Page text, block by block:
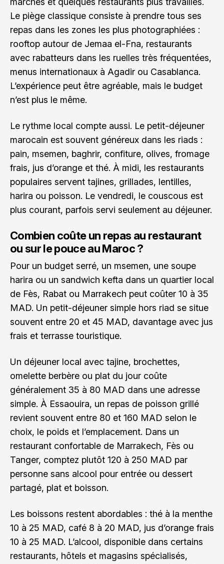
Le piège classique consiste à prendre tous ses
repas dans les zones les plus photographiées :
rooftop autour de Jemaa el-Fna, restaurants
avec rabatteurs dans les ruelles très fréquentées,
menus internationaux à Agadir ou Casablanca.
L’expérience peut être agréable, mais le budget
n’est plus le même.
Le rythme local compte aussi. Le petit-déjeuner
marocain est souvent généreux dans les riads :
pain, msemen, baghrir, confiture, olives, fromage
frais, jus d’orange et thé. À midi, les restaurants
populaires servent tajines, grillades, lentilles,
harira ou poisson. Le vendredi, le couscous est
plus courant, parfois servi seulement au déjeuner.
Combien coûte un repas au restaurant
ou sur le pouce au Maroc ?
Pour un budget serré, un msemen, une soupe
harira ou un sandwich kefta dans un quartier local
de Fès, Rabat ou Marrakech peut coûter 10 à 35
MAD. Un petit-déjeuner simple hors riad se situe
souvent entre 20 et 45 MAD, davantage avec jus
frais et terrasse touristique.
Un déjeuner local avec tajine, brochettes,
omelette berbère ou plat du jour coûte
généralement 35 à 80 MAD dans une adresse
simple. À Essaouira, un repas de poisson grillé
revient souvent entre 80 et 160 MAD selon le
choix, le poids et l’emplacement. Dans un
restaurant confortable de Marrakech, Fès ou
Tanger, comptez plutôt 120 à 250 MAD par
personne sans alcool pour entrée ou dessert
partagé, plat et boisson.
Les boissons restent abordables : thé à la menthe
10 à 25 MAD, café 8 à 20 MAD, jus d’orange frais
10 à 25 MAD. L’alcool, disponible dans certains
restaurants, hôtels et magasins spécialisés,